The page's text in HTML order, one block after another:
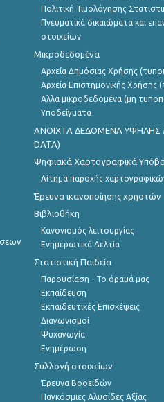
Πολιτική Τιμολόγησης
Πνευματικά δικαιώματα και
στοιχείων
Μικροδεδομένα
Αρχεία Δημόσιας Χρήσης
Αρχεία Επιστημονικής Χρήσης
Άλλα μικροδεδομένα (μη
Υποδείγματα
ANOIXTA ΔΕΔΟΜΕΝΑ ΥΨΗΛΗΣ
DATA)
Ψηφιακά Χαρτογραφικά
Αίτημα παροχής
Έρευνα ικανοποίησης χρηστών
Βιβλιοθήκη
Κανονισμός λειτουργίας
Ενημερωτικά Δελτία
Στατιστική Παιδεία
Παρουσίαση - Το όραμά μας
Εκπαίδευση
Εκπαιδευτικές Επισκέψεις
Διαγωνισμοί
Ψυχαγωγία
Ενημέρωση
Συλλογή στοιχείων
Έρευνα Βοοειδών
Παγκόσμιες Αλυσίδες Αξίας